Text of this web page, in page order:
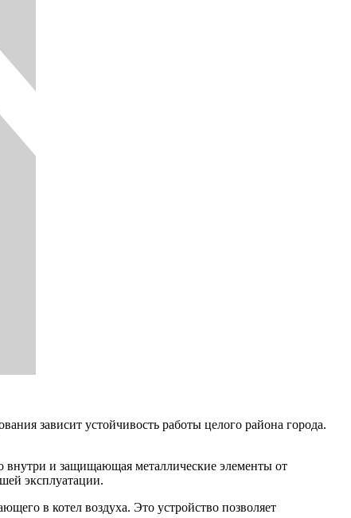
зависит устойчивость работы целого района города.
внутри и защищающая металлические элементы от
эксплуатации.
в котел воздуха. Это устройство позволяет